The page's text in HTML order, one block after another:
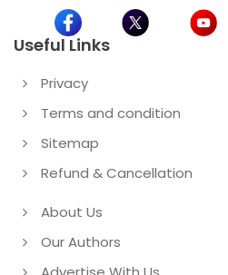
Useful Links
Privacy
Terms and condition
Sitemap
Refund & Cancellation
About Us
Our Authors